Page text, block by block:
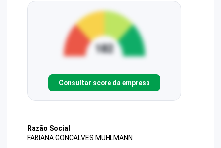
Consultar score da empresa
Razão Social
FABIANA GONCALVES MUHLMANN